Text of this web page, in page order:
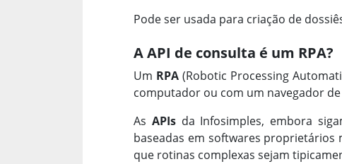
Pode ser usada para criação de
A API de consulta é um RPA?
Um RPA (Robotic Processing
computador ou com um navegador
As APIsda Infosimples, embora
baseadas em softwares
que rotinas complexas sejam